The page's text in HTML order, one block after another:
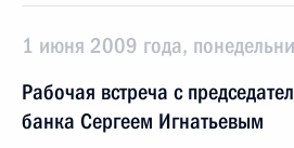
1 июня 2009 года,
Рабочая встреча с
банка Сергеем Игнатьевым